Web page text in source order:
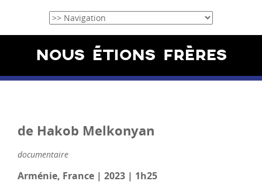
NOUS ÉTIONS FRÈRES
de Hakob Melkonyan
documentaire
Arménie, France | 2023 | 1h25